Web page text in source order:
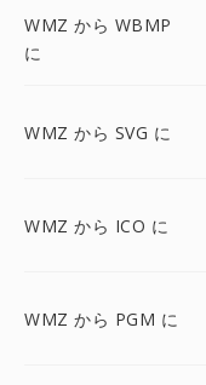
WMZ から WBMP
に
WMZ から SVG に
WMZ から ICO に
WMZ から PGM に